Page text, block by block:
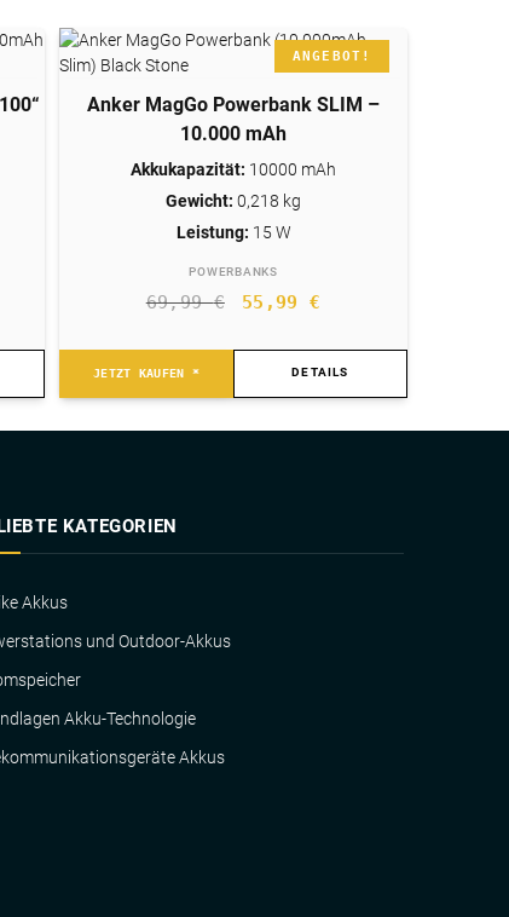
ANGEBOT!
JETZT KAUFEN *
Anker MagGo Powerbank SLIM –
10.000 mAh
Akkukapazität: 10000 mAh
Gewicht: 0,218 kg
Leistung: 15 W
POWERBANKS
69,99€
Ursprünglicher
war:
69,99 €
55,99 €
ist:
55,99 €.
JETZT KAUFEN * DETAILS
KATEGORIEN
Akkus
und Outdoor-Akkus
Akku-Technologie
Akkus